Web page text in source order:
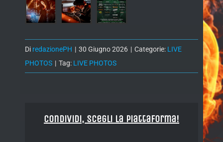
Di redazionePH | 30 Giugno 2026 | Categorie: LIVE
PHOTOS | Tag: LIVE PHOTOS
Condividi, Scegli la piattaforma!